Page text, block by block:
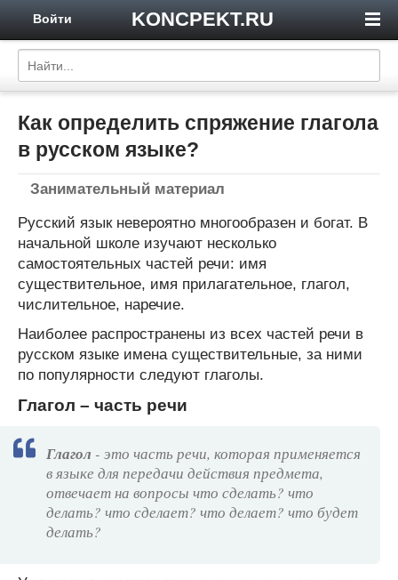
KONCPEKT.RU
Войти
Как определить спряжение глагола
в русском языке?
Занимательный материал
Русский язык невероятно многообразен и богат. В
начальной школе изучают несколько
самостоятельных частей речи: имя
существительное, имя прилагательное, глагол,
числительное, наречие.
Наиболее распространены из всех частей речи в
русском языке имена существительные, за ними
по популярности следуют глаголы.
Глагол – часть речи
Глагол - это часть речи, которая применяется
в языке для передачи действия предмета,
отвечает на вопросы что сделать? что
делать? что сделает? что делает? что будет
делать?